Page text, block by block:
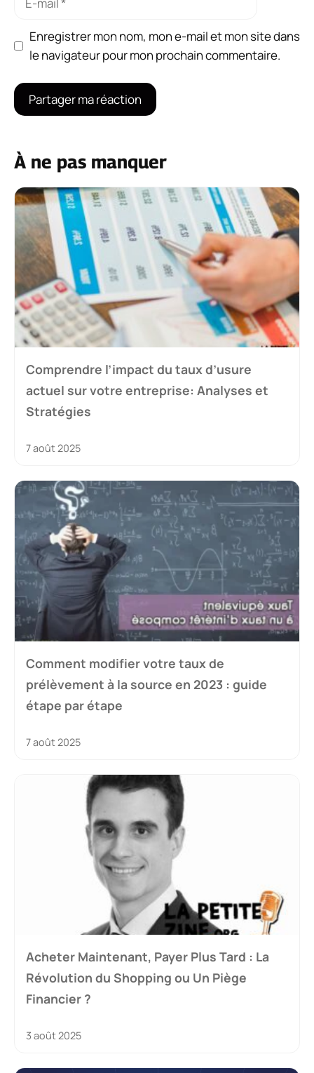
Enregistrer mon nom, mon e-mail et mon site dans
le navigateur pour mon prochain commentaire.
À ne pas manquer
Comprendre l’impact du taux d’usure
actuel sur votre entreprise: Analyses et
Stratégies
7 août 2025
Comment modifier votre taux de
prélèvement à la source en 2023 : guide
étape par étape
7 août 2025
Acheter Maintenant, Payer Plus Tard : La
Révolution du Shopping ou Un Piège
Financier ?
3 août 2025